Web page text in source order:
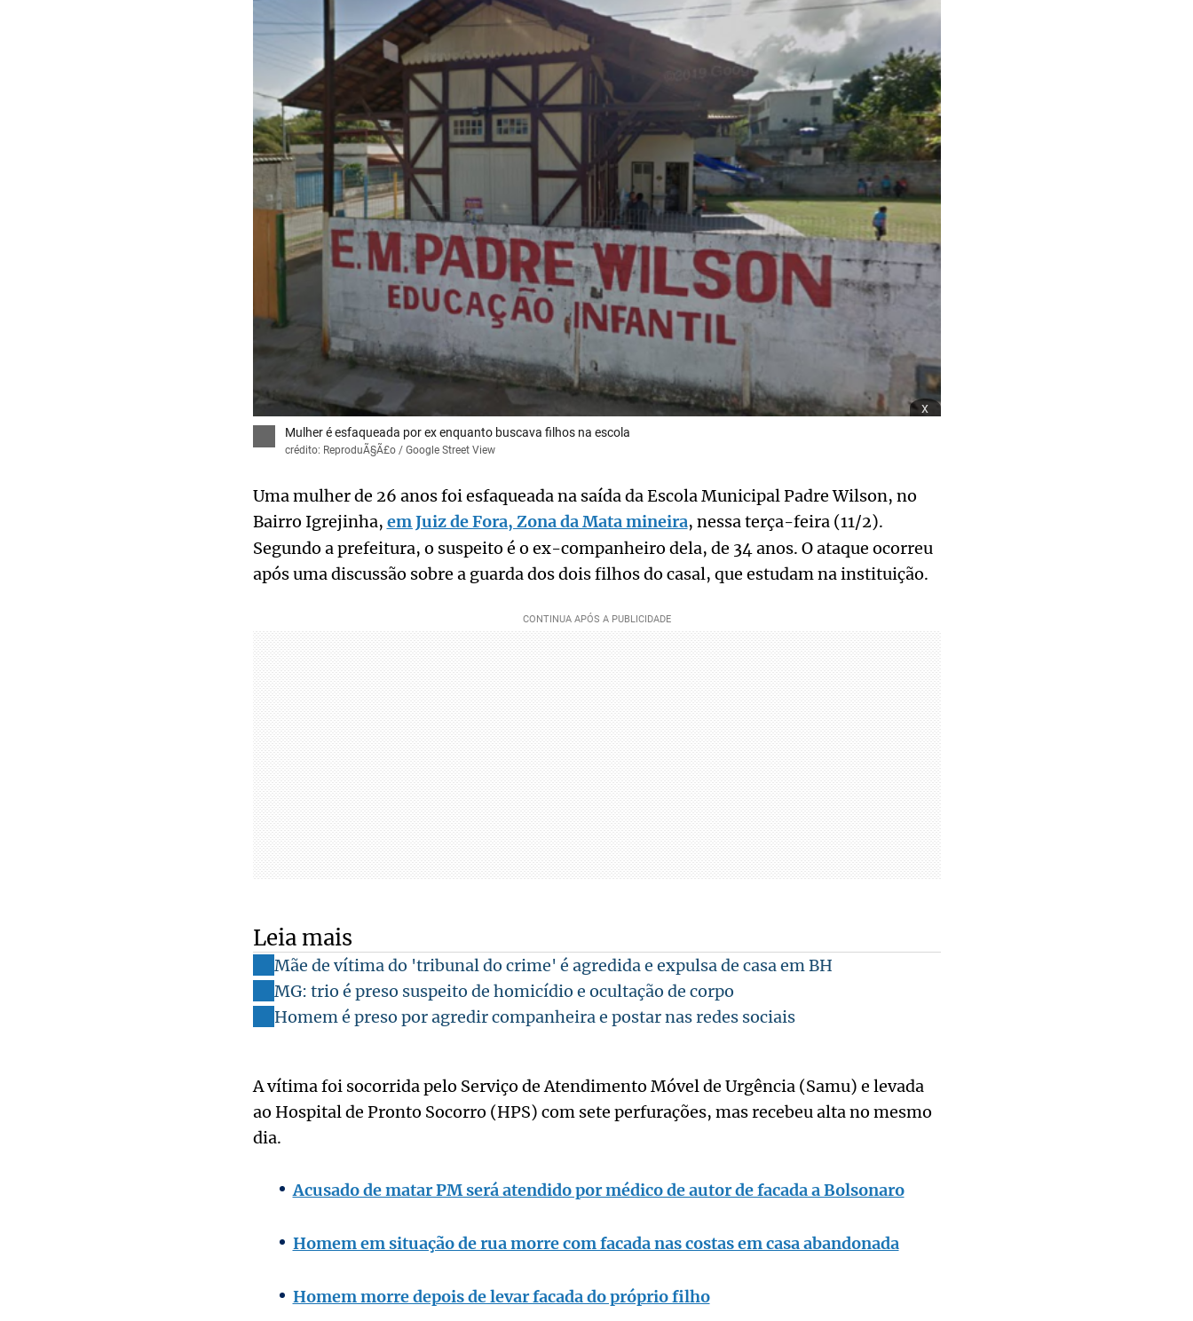
x
Mulher é esfaqueada por ex enquanto buscava filhos na escola
crédito: ReproduÃ§Ã£o / Google Street View
Uma mulher de 26 anos foi esfaqueada na saída da Escola Municipal Padre Wilson, no
Bairro Igrejinha, em Juiz de Fora, Zona da Mata mineira, nessa terça-feira (11/2).
Segundo a prefeitura, o suspeito é o ex-companheiro dela, de 34 anos. O ataque ocorreu
após uma discussão sobre a guarda dos dois filhos do casal, que estudam na instituição.
Leia mais
Mãe de vítima do 'tribunal do crime' é agredida e expulsa de casa em BH
MG: trio é preso suspeito de homicídio e ocultação de corpo
Homem é preso por agredir companheira e postar nas redes sociais
A vítima foi socorrida pelo Serviço de Atendimento Móvel de Urgência (Samu) e levada
ao Hospital de Pronto Socorro (HPS) com sete perfurações, mas recebeu alta no mesmo
dia.
Acusado de matar PM será atendido por médico de autor de facada a Bolsonaro
Homem em situação de rua morre com facada nas costas em casa abandonada
Homem morre depois de levar facada do próprio filho